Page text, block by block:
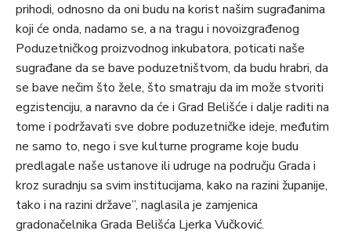
prihodi, odnosno da oni budu na korist našim sugrađanima
koji će onda, nadamo se, a na tragu i novoizgrađenog
Poduzetničkog proizvodnog inkubatora, poticati naše
sugrađane da se bave poduzetništvom, da budu hrabri, da
se bave nečim što žele, što smatraju da im može stvoriti
egzistenciju, a naravno da će i Grad Belišće i dalje raditi na
tome i podržavati sve dobre poduzetničke ideje, međutim
ne samo to, nego i sve kulturne programe koje budu
predlagale naše ustanove ili udruge na području Grada i
kroz suradnju sa svim institucijama, kako na razini županije,
tako i na razini države”, naglasila je zamjenica
gradonačelnika Grada Belišća Ljerka Vučković.